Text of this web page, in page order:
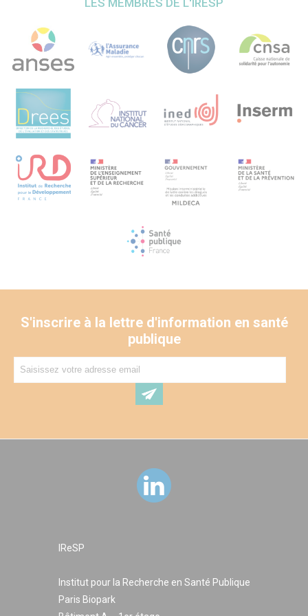
professionnels de santé et les éducateurs/enseignants
ou JE) auxquels s’ajoute un suivi ethnographique sur
plusieurs mois. Une analyse documentaire et des
entretiens semi-directifs (environ 90 entretiens pour 6
terrains d’enquête), complètent le dispositif.
Le cadre d’hypothèses envisagées considère que lorsque
les formes de coordinations ne sont pas portées par des
connaissances suffisamment partagées entre les acteurs
sur (et avec) les résidents ou sur les effets de l’APA en
matière de thérapeutiques non médicamenteuses et ne
sont pas relayées par des porte-paroles impliqués au sein
de l’établissement, l’hybridation reste partielle et les
confiées à des intervenants associatifs dont le périmètre
d’action et la stratégie d’intervention deviennent parallèles
au parcours de soin des personnes âgées. Les modalités
d’accès aux pratiques proposées peuvent alors souffrir
d’un manque d’évaluation des indicateurs de la perte
déterminants sociaux de santé.
Les résultats attendus visent ainsi, plus largement, à
répondre à un besoin de connaissances concernant les
perspective d’analyser l’impact des interventions
construites, marquées du sceau de la collaboration et de la
participation, sur les inégalités sociales et Territoriales de
S'inscrire à la lettre d'information en santé
publique
IReSP
Institut pour la Recherche en Santé Publique
Paris Biopark